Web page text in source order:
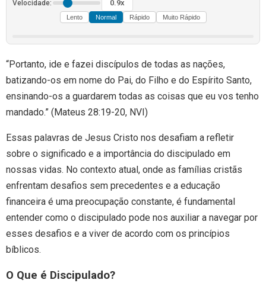
Velocidade: 0.9x
Lento Normal Rápido Muito Rápido
“Portanto, ide e fazei discípulos de todas as nações,
batizando-os em nome do Pai, do Filho e do Espírito Santo,
ensinando-os a guardarem todas as coisas que eu vos tenho
mandado.” (Mateus 28:19-20, NVI)
Essas palavras de Jesus Cristo nos desafiam a refletir
sobre o significado e a importância do discipulado em
nossas vidas. No contexto atual, onde as famílias cristãs
enfrentam desafios sem precedentes e a educação
financeira é uma preocupação constante, é fundamental
entender como o discipulado pode nos auxiliar a navegar por
esses desafios e a viver de acordo com os princípios
bíblicos.
O Que é Discipulado?